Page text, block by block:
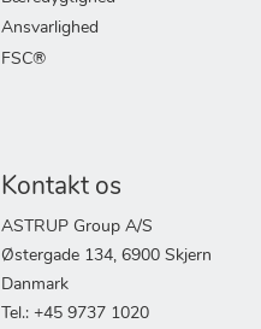
Ansvarlighed
FSC®
Kontakt os
ASTRUP Group A/S
Østergade 134, 6900 Skjern
Danmark
Tel.: +45 9737 1020